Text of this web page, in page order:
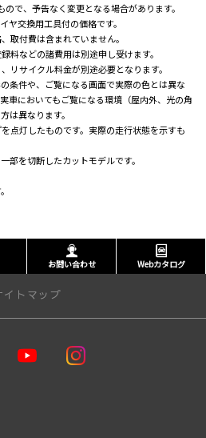
で、予告なく変更となる場合があります。
交換用工具付の価格です。
取付費は含まれていません。
料などの諸費用は別途申し受けます。
リサイクル料金が別途必要となります。
条件や、ご覧になる画面で実際の色とは異な
車においてもご覧になる環境（屋内外、光の角
は異なります。
点灯したものです。実際の走行状態を示すも
部を切断したカットモデルです。
お問い合わせ Webカタログ
イトマップ